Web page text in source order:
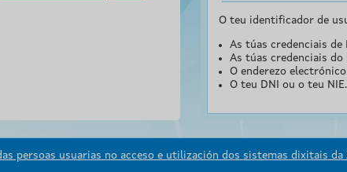
O teu identificador de
As túas credenciais de
As túas credenciais
O enderezo
O teu DNI ou o teu NIE.
persoas usuarias no acceso e utilización dos sistemas dixitais da